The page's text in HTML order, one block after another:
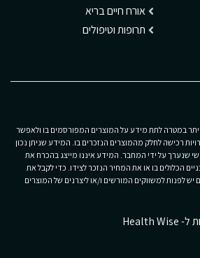
אורח חיים בריא
תרופות וטיפולים
במטרה לתת מידע על המוצרים המפורסמים בו ולאפשר
רכישה לחלק מהמוצרים הנזכרים בו. המידע שניתן נכון
שנערך על ידי המחבר. המידע איננו מייצג בהכרח את
הכלולים בו או את המחיר הנזכר לצידו. כדי לקבל את
יש לפנות למשווקים המורשים ו/או ליצרנים של המוצרים